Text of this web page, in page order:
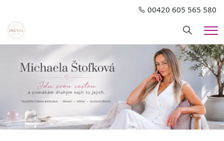
00420 605 565 580
Hledání